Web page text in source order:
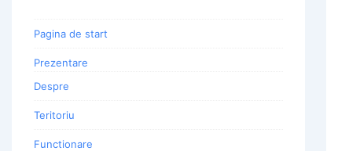
Pagina de start
Prezentare
Despre
Teritoriu
Functionare